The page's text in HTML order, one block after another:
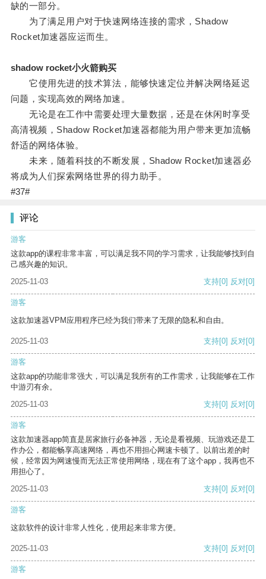
缺的一部分。
为了满足用户对于快速网络连接的需求，Shadow
Rocket加速器应运而生。
shadow rocket小火箭购买
它使用先进的技术算法，能够快速定位并解决网络延迟
问题，实现高效的网络加速。
无论是在工作中需要处理大量数据，还是在休闲时享受
高清视频，Shadow Rocket加速器都能为用户带来更加流畅
舒适的网络体验。
未来，随着科技的不断发展，Shadow Rocket加速器必
将成为人们探索网络世界的得力助手。
#37#
评论
游客
这款app的课程非常丰富，可以满足我不同的学习需求，让我能够找到自
己感兴趣的知识。
2025-11-03
支持[0] 反对[0]
游客
这款加速器VPM应用程序已经为我们带来了无限的隐私和自由。
2025-11-03 支持[0] 反对[0]
游客
这款app的功能非常强大，可以满足我所有的工作需求，让我能够在工作
中游刃有余。
2025-11-03
支持[0] 反对[0]
游客
这款加速器app简直是居家旅行必备神器，无论是看视频、玩游戏还是工
作办公，都能畅享高速网络，再也不用担心网速卡顿了。以前出差的时
候，经常因为网速慢而无法正常使用网络，现在有了这个app，我再也不
用担心了。
2025-11-03
支持[0] 反对[0]
游客
这款软件的设计非常人性化，使用起来非常方便。
2025-11-03 支持[0] 反对[0]
游客